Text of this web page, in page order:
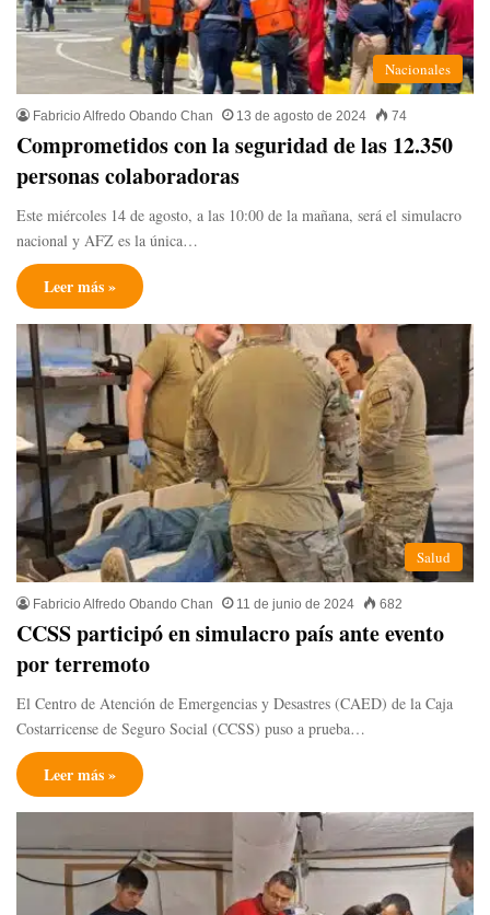
Nacionales
Fabricio Alfredo Obando Chan 13 de agosto de 2024 74
Comprometidos con la seguridad de las 12.350
personas colaboradoras
Este miércoles 14 de agosto, a las 10:00 de la mañana, será el simulacro
nacional y AFZ es la única…
Leer más »
Salud
Fabricio Alfredo Obando Chan 11 de junio de 2024 682
CCSS participó en simulacro país ante evento
por terremoto
El Centro de Atención de Emergencias y Desastres (CAED) de la Caja
Costarricense de Seguro Social (CCSS) puso a prueba…
Leer más »